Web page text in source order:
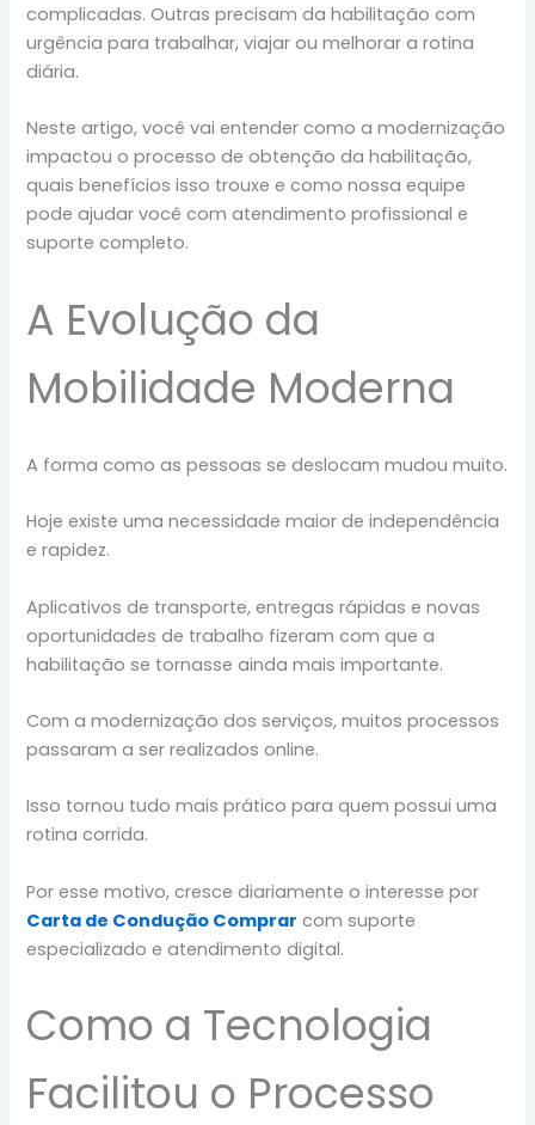
complicadas. Outras precisam da habilitação com
urgência para trabalhar, viajar ou melhorar a rotina
diária.
Neste artigo, você vai entender como a modernização
impactou o processo de obtenção da habilitação,
quais benefícios isso trouxe e como nossa equipe
pode ajudar você com atendimento profissional e
suporte completo.
A Evolução da
Mobilidade Moderna
A forma como as pessoas se deslocam mudou muito.
Hoje existe uma necessidade maior de independência
e rapidez.
Aplicativos de transporte, entregas rápidas e novas
oportunidades de trabalho fizeram com que a
habilitação se tornasse ainda mais importante.
Com a modernização dos serviços, muitos processos
passaram a ser realizados online.
Isso tornou tudo mais prático para quem possui uma
rotina corrida.
Por esse motivo, cresce diariamente o interesse por
Carta de Condução Comprar com suporte
especializado e atendimento digital.
Como a Tecnologia
Facilitou o Processo